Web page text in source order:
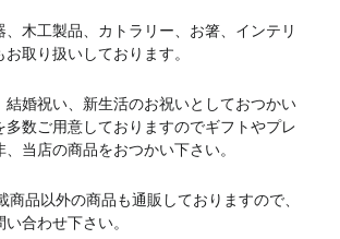
木工製品、カトラリー、お箸、インテリ
取り扱いしております。
結婚祝い、新生活のお祝いとしておつかい
数ご用意しておりますのでギフトやプレ
当店の商品をおつかい下さい。
商品以外の商品も通販しておりますので、
合わせ下さい。